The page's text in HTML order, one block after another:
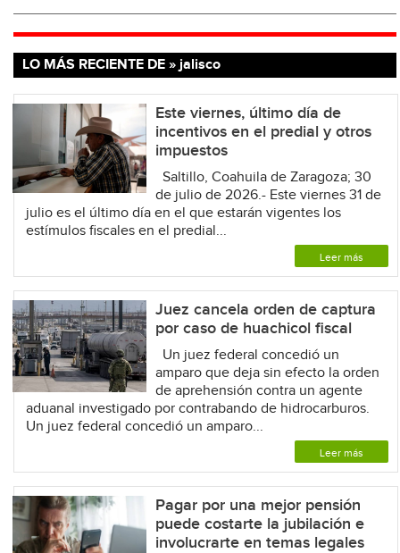
LO MÁS RECIENTE DE » jalisco
Este viernes, último día de
incentivos en el predial y otros
impuestos
Saltillo, Coahuila de Zaragoza; 30
de julio de 2026.- Este viernes 31 de
julio es el último día en el que estarán vigentes los
estímulos fiscales en el predial...
Leer más
Juez cancela orden de captura
por caso de huachicol fiscal
Un juez federal concedió un
amparo que deja sin efecto la orden
de aprehensión contra un agente
aduanal investigado por contrabando de hidrocarburos.
Un juez federal concedió un amparo...
Leer más
Pagar por una mejor pensión
puede costarte la jubilación e
involucrarte en temas legales